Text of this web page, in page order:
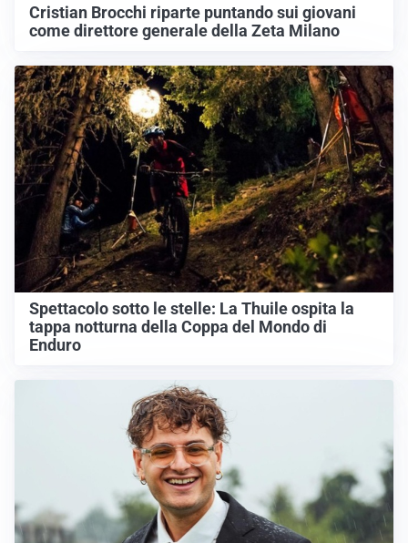
Cristian Brocchi riparte puntando sui giovani
come direttore generale della Zeta Milano
Spettacolo sotto le stelle: La Thuile ospita la
tappa notturna della Coppa del Mondo di
Enduro